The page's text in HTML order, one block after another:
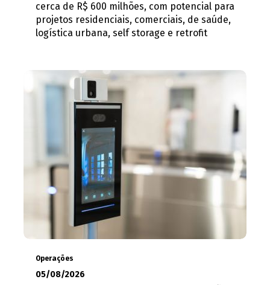
cerca de R$ 600 milhões, com potencial para
projetos residenciais, comerciais, de saúde,
logística urbana, self storage e retrofit
Operações
05/08/2026